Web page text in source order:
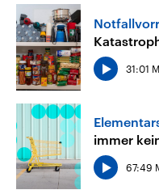
31:01
immer
67:49